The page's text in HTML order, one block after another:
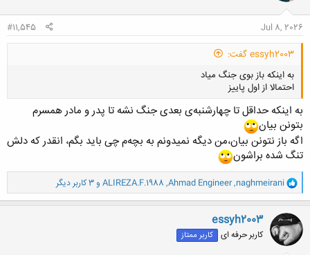
:
Jul 8, 2026
#11,545
essyh2003 گفت:
به اینکه باز بوی جنگ میاد
احتمالا از اول پاییز
به اینکه حداقل تا چهارشنبه‌ی بعدی جنگ نشه تا پدر و مادر همسرم
بتونن بیان
اگه باز نتونن بیان،من دیگه نمیدونم به بچه‌م چی باید بگم، انقدر که دلش
تنگ شده براشون
و
ا
ک
ن
ش
ه
ا
naghmeirani
,
Ahmad Engineer
,
ALIREZA.F.1988 و 3 کاربر دیگر
essyh2003
کاربر حرفه ای کاربر ممتاز